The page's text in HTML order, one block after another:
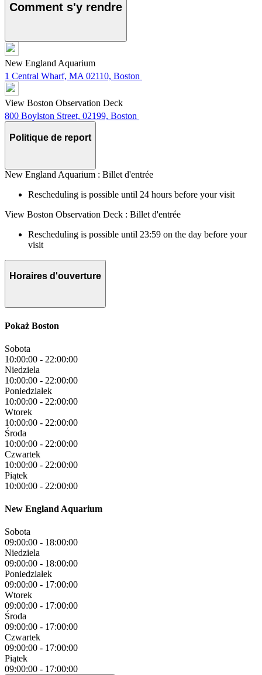
Comment s'y rendre
New England Aquarium
1 Central Wharf, MA 02110, Boston
View Boston Observation Deck
800 Boylston Street, 02199, Boston
Politique de report
New England Aquarium : Billet d'entrée
Rescheduling is possible until 24 hours before your visit
View Boston Observation Deck : Billet d'entrée
Rescheduling is possible until 23:59 on the day before your
visit
Horaires d'ouverture
Pokaż Boston
Sobota
10:00:00 - 22:00:00
Niedziela
10:00:00 - 22:00:00
Poniedziałek
10:00:00 - 22:00:00
Wtorek
10:00:00 - 22:00:00
Środa
10:00:00 - 22:00:00
Czwartek
10:00:00 - 22:00:00
Piątek
10:00:00 - 22:00:00
New England Aquarium
Sobota
09:00:00 - 18:00:00
Niedziela
09:00:00 - 18:00:00
Poniedziałek
09:00:00 - 17:00:00
Wtorek
09:00:00 - 17:00:00
Środa
09:00:00 - 17:00:00
Czwartek
09:00:00 - 17:00:00
Piątek
09:00:00 - 17:00:00